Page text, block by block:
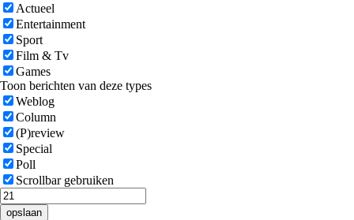
Actueel
Entertainment
Sport
Film & Tv
Games
Toon berichten van deze types
Weblog
Column
(P)review
Special
Poll
Scrollbar gebruiken
opslaan